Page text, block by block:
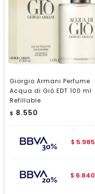
Giorgio Armani Perfume
Acqua di Giò EDT 100 ml
Refillable
$ 8.550
$ 5.985
$ 6.840